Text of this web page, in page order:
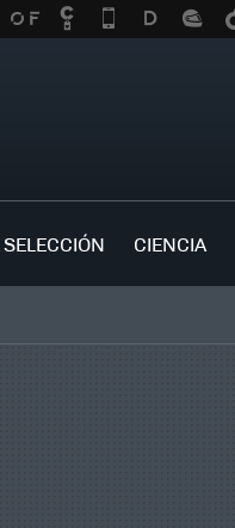
CIENCIA